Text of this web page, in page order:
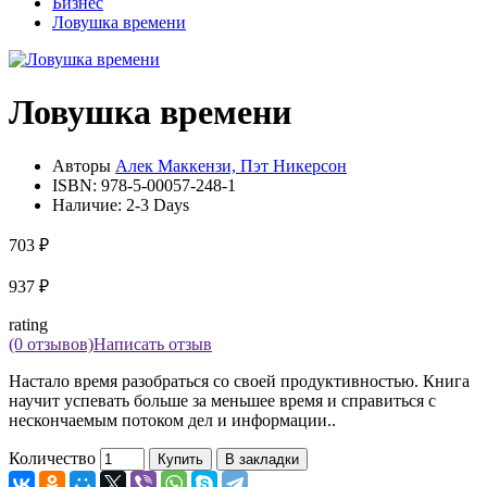
Ловушка времени
Ловушка времени
Авторы Алек Маккензи, Пэт Никерсон
ISBN: 978-5-00057-248-1
Наличие: 2-3 Days
703 ₽
937 ₽
rating
(0 отзывов)Написать отзыв
Настало время разобраться со своей продуктивностью. Книга
научит успевать больше за меньшее время и справиться с
нескончаемым потоком дел и информации..
Количество Купить В закладки